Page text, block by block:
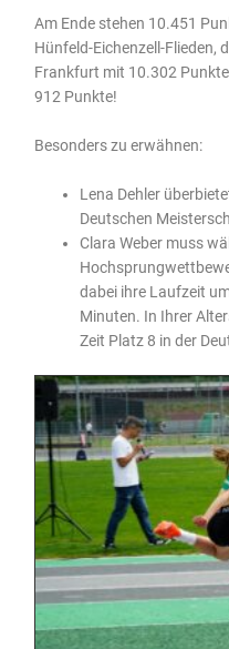
Am Ende stehen 10.451
Hünfeld-Eichenzell-Flieden,
Frankfurt mit 10.302
912 Punkte!
Besonders zu erwähnen:
Lena Dehler
Deutschen
Clara Weber muss
dabei ihre Laufzeit
Minuten. In Ihrer
Zeit Platz 8 in der